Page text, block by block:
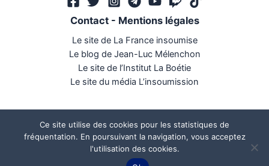
Contact- Mentions légales
Le site de La France insoumise
Le blog de Jean-Luc Mélenchon
Le site de l’Institut La Boétie
Le site du média L’insoumission
Mégaphone communication
Ce site utilise des cookies pour les statistiques de
fréquentation. En poursuivant la navigation, vous acceptez
l'utilisation des cookies.